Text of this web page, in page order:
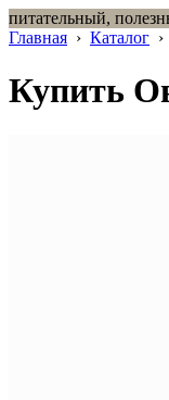
питательный,
Главная › Каталог ›
Купить